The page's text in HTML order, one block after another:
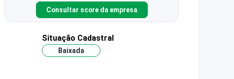
Consultar score da empresa
Situação Cadastral
Baixada